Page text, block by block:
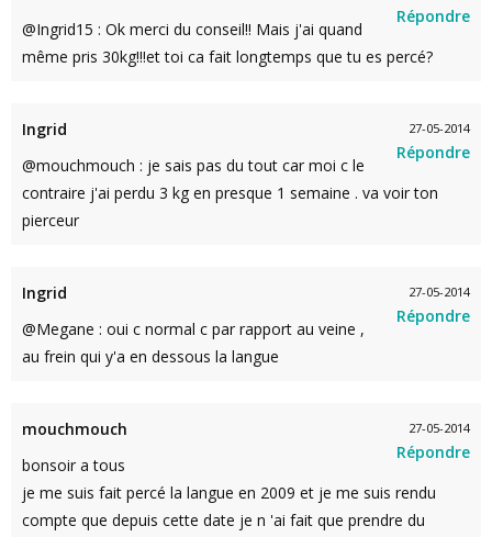
Répondre
@Ingrid15 : Ok merci du conseil!! Mais j'ai quand
même pris 30kg!!!et toi ca fait longtemps que tu es percé?
27-05-2014
Répondre
Ingrid
@mouchmouch : je sais pas du tout car moi c le
contraire j'ai perdu 3 kg en presque 1 semaine . va voir ton
pierceur
27-05-2014
Répondre
Ingrid
@Megane : oui c normal c par rapport au veine ,
au frein qui y'a en dessous la langue
27-05-2014
Répondre
mouchmouch
bonsoir a tous
je me suis fait percé la langue en 2009 et je me suis rendu
compte que depuis cette date je n 'ai fait que prendre du